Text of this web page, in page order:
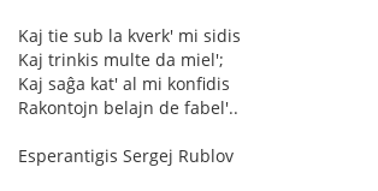
Kaj tie sub la kverk' mi sidis
Kaj trinkis multe da miel';
Kaj saĝa kat' al mi konfidis
Rakontojn belajn de fabel'..
Esperantigis Sergej Rublov